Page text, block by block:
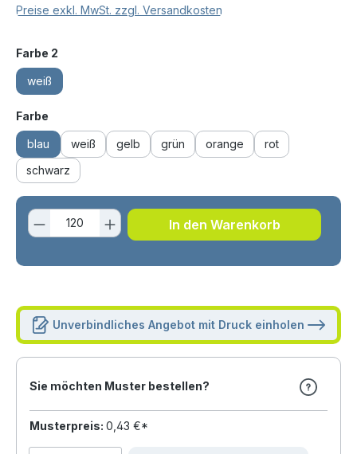
Preise exkl. MwSt. zzgl. Versandkosten
Farbe 2
weiß
Farbe
blau weiß gelb grün orange
rot
schwarz
Produkt Anzahl: Gib den
In den Warenkorb
Unverbindliches Angebot mit Druck einholen
Sie möchten Muster bestellen?
Musterpreis: 0,43 €*